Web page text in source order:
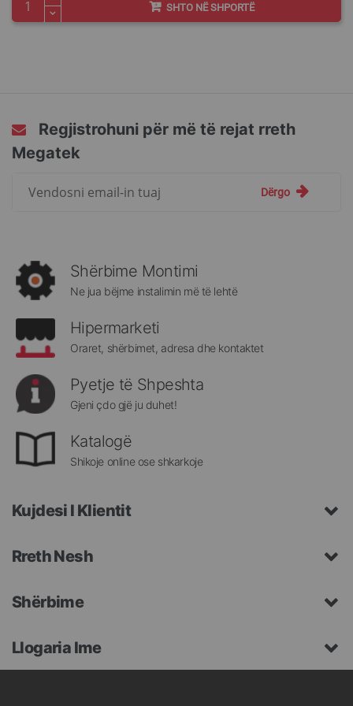
SHTO NË SHPORTË
Regjistrohuni për më të rejat rreth
Megatek
rreth
Megatek:
Dërgo
Shërbime Montimi
Ne jua bëjme instalimin më të lehtë
Hipermarketi
Oraret, shërbimet, adresa dhe kontaktet
Pyetje të Shpeshta
Gjeni çdo gjë ju duhet!
Katalogë
Shikoje online ose shkarkoje
Kujdesi I Klientit
Rreth Nesh
Shërbime
Llogaria Ime